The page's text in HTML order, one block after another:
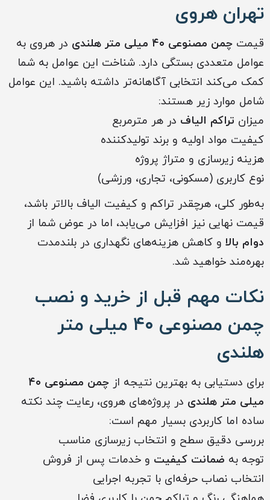
تهران هروی
قیمت چمن مصنوعی ۴۰ میلی متر هلندی
در هروی به
عوامل متعددی بستگی دارد. شناخت این عوامل به شما
کمک می‌کند انتخابی آگاهانه‌تر داشته باشید. این عوامل
شامل موارد زیر هستند:
میزان تراکم الیاف در هر مترمربع
کیفیت مواد اولیه و برند تولیدکننده
هزینه زیرسازی و متراژ پروژه
نوع کاربری (مسکونی، تجاری، ورزشی)
به‌طور کلی، هرچقدر تراکم و کیفیت الیاف بالاتر باشد،
قیمت نهایی نیز افزایش می‌یابد، اما در عوض شما از
دوام بالا و کاهش هزینه‌های نگهداری در بلندمدت
بهره‌مند خواهید شد.
نکات مهم قبل از خرید و نصب
چمن مصنوعی ۴۰ میلی متر
هلندی
برای دستیابی به بهترین نتیجه از
چمن مصنوعی ۴۰
میلی متر هلندی در پروژه‌های هروی، رعایت چند نکته
ساده اما کاربردی بسیار مهم است:
بررسی دقیق سطح و انتخاب زیرسازی مناسب
توجه به ضمانت کیفیت و خدمات پس از فروش
انتخاب نصاب حرفه‌ای با تجربه اجرایی